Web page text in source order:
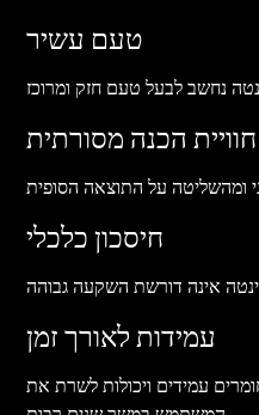
טעם עשיר
חוויית הכנה מסורתית
חיסכון כלכלי
עמידות לאורך זמן
עמידים ויכולות לשרת את